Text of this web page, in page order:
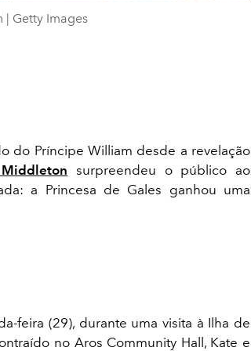
| Getty Images
do Príncipe William desde a revelação
surpreendeu o público ao
a Princesa de Gales ganhou uma
feira (29), durante uma visita à Ilha de
no Aros Community Hall, Kate e